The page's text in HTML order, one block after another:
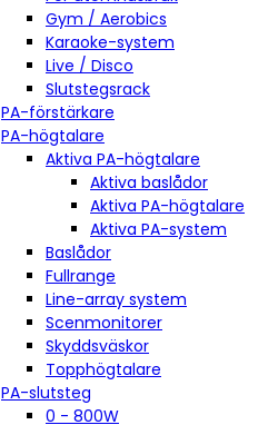
Gym / Aerobics
Karaoke-system
Live / Disco
Slutstegsrack
PA-förstärkare
PA-högtalare
Aktiva PA-högtalare
Aktiva baslådor
Aktiva PA-högtalare
Aktiva PA-system
Baslådor
Fullrange
Line-array system
Scenmonitorer
Skyddsväskor
Topphögtalare
PA-slutsteg
0 - 800W